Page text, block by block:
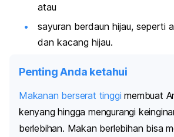
atau
sayuran berdaun hijau, seperti
dan kacang hijau.
Penting Anda ketahui
Makanan berserat tinggi membuat
kenyang hingga mengurangi
berlebihan. Makan berlebihan bisa